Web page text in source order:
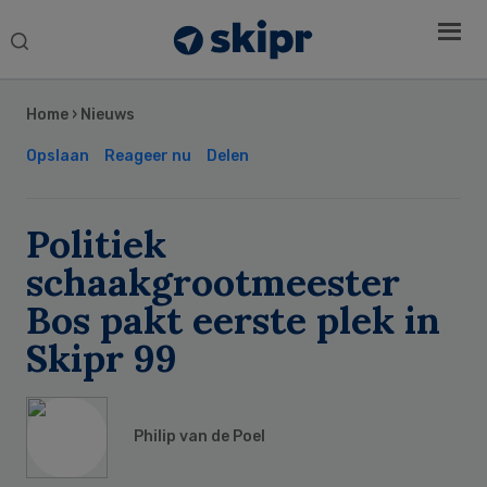
Search
Home › Nieuws
Opslaan Reageer nu Delen
Politiek
schaakgrootmeester
Bos pakt eerste plek in
Skipr 99
Philip van de Poel
Sidebar